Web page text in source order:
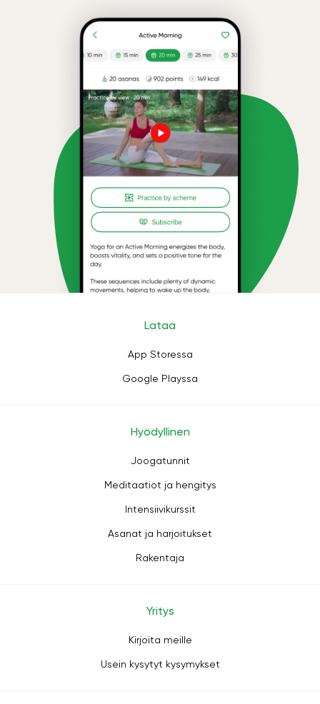
Lataa
App Storessa
Google Playssa
Hyödyllinen
Joogatunnit
Meditaatiot ja hengitys
Intensiivikurssit
Asanat ja harjoitukset
Rakentaja
Yritys
Kirjoita meille
Usein kysytyt kysymykset